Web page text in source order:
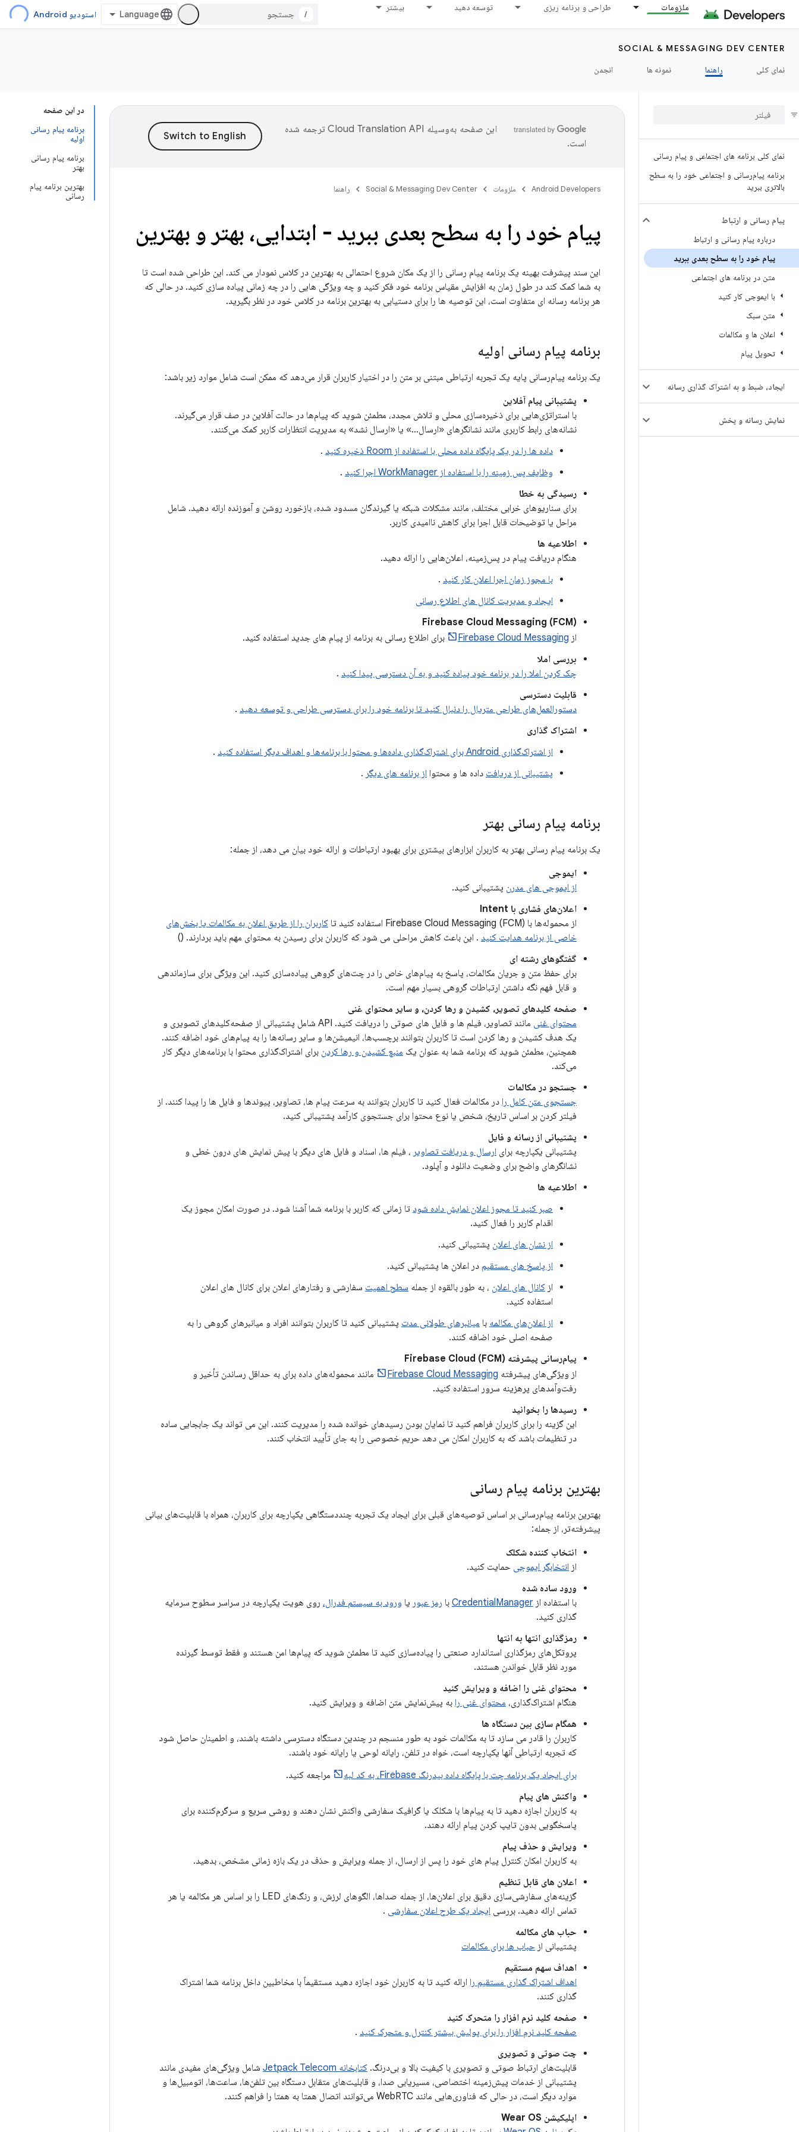
ملزومات طراحی و برنامه ریزی توسعه دهید بیشتر
/ استودیو Android
SOCIAL & MESSAGING DEV CENTER
نمای کلی
راهنما نمونه ها انجمن
نمای کلی برنامه های اجتماعی و پیام رسانی
برنامه پیام‌رسانی و اجتماعی خود را به سطح
بالاتری ببرید
پیام رسانی و ارتباط
درباره پیام رسانی و ارتباط
پیام خود را به سطح بعدی ببرید
متن در برنامه های اجتماعی
با ایموجی کار کنید
متن سبک
اعلان ها و مکالمات
تحویل پیام
ایجاد، ضبط و به اشتراک گذاری رسانه
نمایش رسانه و پخش
در این صفحه
برنامه پیام رسانی
اولیه
برنامه پیام رسانی
بهتر
بهترین برنامه پیام
رسانی
این صفحه به‌وسیله
ترجمه شده
است.
Android Developers ملزومات Social & Messaging Dev Center راهنما
پیام خود را به سطح بعدی ببرید - ابتدایی، بهتر و بهترین
این سند پیشرفت بهینه یک برنامه پیام رسانی را از یک مکان شروع احتمالی به بهترین در کلاس نمودار می کند. این طراحی شده است تا
به شما کمک کند در طول زمان به افزایش مقیاس برنامه خود فکر کنید و چه ویژگی هایی را در چه زمانی پیاده سازی کنید. در حالی که
هر برنامه رسانه ای متفاوت است، این توصیه ها را برای دستیابی به بهترین برنامه در کلاس خود در نظر بگیرید.
برنامه پیام رسانی اولیه
یک برنامه پیام‌رسانی پایه یک تجربه ارتباطی مبتنی بر متن را در اختیار کاربران قرار می‌دهد که ممکن است شامل موارد زیر باشد:
پشتیبانی پیام آفلاین
با استراتژی‌هایی برای ذخیره‌سازی محلی و تلاش مجدد، مطمئن شوید که پیام‌ها در حالت آفلاین در صف قرار می‌گیرند.
نشانه‌های رابط کاربری مانند نشانگرهای «ارسال…» یا «ارسال نشد» به مدیریت انتظارات کاربر کمک می‌کنند.
داده ها را در یک پایگاه داده محلی با استفاده از Room ذخیره کنید
.
وظایف پس زمینه را با استفاده از WorkManager اجرا کنید
.
رسیدگی به خطا
برای سناریوهای خرابی مختلف، مانند مشکلات شبکه یا گیرندگان مسدود شده، بازخورد روشن و آموزنده ارائه دهید. شامل
مراحل یا توضیحات قابل اجرا برای کاهش ناامیدی کاربر.
اطلاعیه ها
هنگام دریافت پیام در پس‌زمینه، اعلان‌هایی را ارائه دهید.
با مجوز زمان اجرا اعلان کار کنید .
ایجاد و مدیریت کانال های اطلاع رسانی
Firebase Cloud Messaging (FCM)
از Firebase Cloud Messaging
برای اطلاع رسانی به برنامه از پیام های جدید استفاده کنید.
بررسی املا
چک کردن املا را در برنامه خود پیاده کنید و به آن دسترسی پیدا کنید .
قابلیت دسترسی
دستورالعمل‌های طراحی متریال را دنبال کنید تا برنامه خود را برای دسترسی طراحی و توسعه دهید .
اشتراک گذاری
از اشتراک‌گذاری Android برای اشتراک‌گذاری داده‌ها و محتوا با برنامه‌ها و اهداف دیگر استفاده کنید
.
پشتیبانی از دریافت داده ها و محتوا از برنامه های دیگر .
برنامه پیام رسانی بهتر
یک برنامه پیام رسانی بهتر به کاربران ابزارهای بیشتری برای بهبود ارتباطات و ارائه خود بیان می دهد، از جمله:
ایموجی
از ایموجی های مدرن پشتیبانی کنید.
اعلان‌های فشاری با Intent
از محموله‌ها با Firebase Cloud Messaging (FCM) استفاده کنید تا
کاربران را از طریق اعلان به مکالمات یا بخش‌های
خاصی از برنامه هدایت کنید . این باعث کاهش مراحلی می شود که کاربران برای رسیدن به محتوای مهم باید بردارند. ()
گفتگوهای رشته ای
برای حفظ متن و جریان مکالمات، پاسخ به پیام‌های خاص را در چت‌های گروهی پیاده‌سازی کنید. این ویژگی برای سازماندهی
و قابل فهم نگه داشتن ارتباطات گروهی بسیار مهم است.
صفحه کلیدهای تصویر، کشیدن و رها کردن، و سایر محتوای غنی
محتوای غنی
مانند تصاویر، فیلم ها و فایل های صوتی را دریافت کنید. API شامل پشتیبانی از صفحه‌کلیدهای تصویری و
یک هدف کشیدن و رها کردن است تا کاربران بتوانند برچسب‌ها، انیمیشن‌ها و سایر رسانه‌ها را به پیام‌های خود اضافه کنند.
همچنین، مطمئن شوید که برنامه شما به عنوان یک منبع کشیدن و رها کردن برای اشتراک‌گذاری محتوا با برنامه‌های دیگر کار
می‌کند.
جستجو در مکالمات
جستجوی متن کامل را در مکالمات فعال کنید تا کاربران بتوانند به سرعت پیام ها، تصاویر، پیوندها و فایل ها را پیدا کنند. از
فیلتر کردن بر اساس تاریخ، شخص یا نوع محتوا برای جستجوی کارآمد پشتیبانی کنید.
پشتیبانی از رسانه و فایل
پشتیبانی یکپارچه برای ارسال و دریافت تصاویر ، فیلم ها، اسناد و فایل های دیگر با پیش نمایش های درون خطی و
نشانگرهای واضح برای وضعیت دانلود و آپلود.
اطلاعیه ها
صبر کنید تا مجوز اعلان نمایش داده شود تا زمانی که کاربر با برنامه شما آشنا شود. در صورت امکان مجوز یک
اقدام کاربر را فعال کنید.
از نشان های اعلان پشتیبانی کنید.
از پاسخ های مستقیم در اعلان ها پشتیبانی کنید.
از کانال های اعلان ، به طور بالقوه از جمله سطح اهمیت سفارشی و رفتارهای اعلان برای کانال های اعلان
استفاده کنید.
از اعلان‌های مکالمه با میانبرهای طولانی مدت پشتیبانی کنید تا کاربران بتوانند افراد و میانبرهای گروهی را به
صفحه اصلی خود اضافه کنند.
پیام‌رسانی پیشرفته Firebase Cloud (FCM)
از ویژگی‌های پیشرفته Firebase Cloud Messaging
مانند محموله‌های داده برای به حداقل رساندن تأخیر و
رفت‌وآمدهای پرهزینه سرور استفاده کنید.
رسیدها را بخوانید
این گزینه را برای کاربران فراهم کنید تا نمایان بودن رسیدهای خوانده شده را مدیریت کنند. این می تواند یک جابجایی ساده
در تنظیمات باشد که به کاربران امکان می دهد حریم خصوصی را به جای تأیید انتخاب کنند.
بهترین برنامه پیام رسانی
بهترین برنامه پیام‌رسانی بر اساس توصیه‌های قبلی برای ایجاد یک تجربه چنددستگاهی یکپارچه برای کاربران، همراه با قابلیت‌های بیانی
پیشرفته‌تر، از جمله:
انتخاب کننده شکلک
از انتخابگر ایموجی حمایت کنید.
ورود ساده شده
با استفاده از CredentialManager با رمز عبور یا ورود به سیستم فدرال، روی هویت یکپارچه در سراسر سطوح سرمایه
گذاری کنید.
رمزگذاری انتها به انتها
پروتکل‌های رمزگذاری استاندارد صنعتی را پیاده‌سازی کنید تا مطمئن شوید که پیام‌ها امن هستند و فقط توسط گیرنده
مورد نظر قابل خواندن هستند.
محتوای غنی را اضافه و ویرایش کنید
هنگام اشتراک‌گذاری، محتوای غنی را به پیش‌نمایش متن اضافه و ویرایش کنید.
همگام سازی بین دستگاه ها
کاربران را قادر می سازد تا به مکالمات خود به طور منسجم در چندین دستگاه دسترسی داشته باشند، و اطمینان حاصل شود
که تجربه ارتباطی آنها یکپارچه است، خواه در تلفن، رایانه لوحی یا رایانه خود باشند.
برای ایجاد یک برنامه چت با پایگاه داده بیدرنگ Firebase، به کد لبه
مراجعه کنید.
واکنش های پیام
به کاربران اجازه دهید تا به پیام‌ها با شکلک یا گرافیک سفارشی واکنش نشان دهند و روشی سریع و سرگرم‌کننده برای
پاسخگویی بدون تایپ کردن پیام ارائه دهند.
ویرایش و حذف پیام
به کاربران امکان کنترل پیام های خود را پس از ارسال، از جمله ویرایش و حذف در یک بازه زمانی مشخص، بدهید.
اعلان های قابل تنظیم
گزینه‌های سفارشی‌سازی دقیق برای اعلان‌ها، از جمله صداها، الگوهای لرزش، و رنگ‌های LED را بر اساس هر مکالمه یا هر
تماس ارائه دهید. بررسی ایجاد یک طرح اعلان سفارشی .
حباب های مکالمه
پشتیبانی از حباب ها برای مکالمات
اهداف سهم مستقیم
اهداف اشتراک گذاری مستقیم را ارائه کنید تا به کاربران خود اجازه دهید مستقیماً با مخاطبین داخل برنامه شما اشتراک
گذاری کنند.
صفحه کلید نرم افزار را متحرک کنید
صفحه کلید نرم افزار را برای پولیش بیشتر کنترل و متحرک کنید .
چت صوتی و تصویری
قابلیت‌های ارتباط صوتی و تصویری با کیفیت بالا و بی‌درنگ. کتابخانه Jetpack Telecom
شامل ویژگی‌های مفیدی مانند
پشتیبانی از خدمات پیش‌زمینه اختصاصی، مسیریابی صدا، و قابلیت‌های متقابل دستگاه بین تلفن‌ها، ساعت‌ها، اتومبیل‌ها و
موارد دیگر است، در حالی که فناوری‌هایی مانند WebRTC می‌توانند اتصال همتا به همتا را فراهم کنند.
اپلیکیشن Wear OS